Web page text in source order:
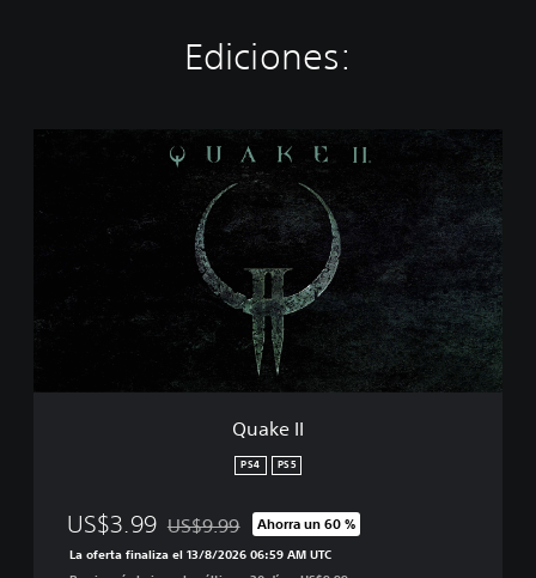
Ediciones:
Q
k
Quake II
PS4 PS5
US$3.99 Rebajado del precio original de US$9.99
US$9.99 Ahorra un 60 %
La oferta finaliza el 13/8/2026 06:59 AM UTC